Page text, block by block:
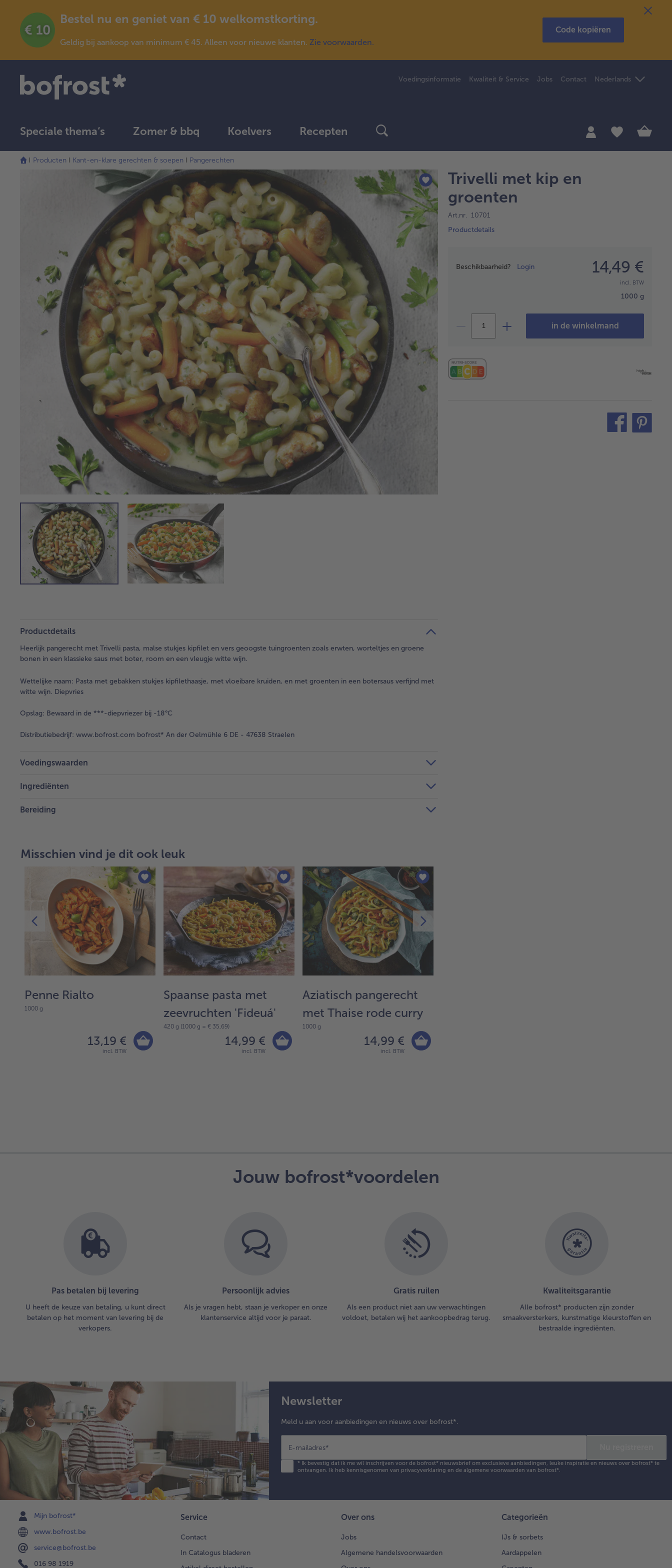
Bestel nu en geniet van € 10 welkomstkorting.
Geldig bij aankoop van minimum € 45. Alleen voor nieuwe klanten. Zie voorwaarden.
Code kopiëren
Voedingsinformatie Kwaliteit & Service Jobs Contact Nederlands
Speciale thema‘s Zomer & bbq Koelvers Recepten
Producten Kant-en-klare gerechten & soepen Pangerechten
Trivelli met kip en
groenten
Art.nr. 10701
Productdetails
Beschikbaarheid? Login 14,49 €
incl. BTW
1000 g
in de winkelmand
teilen
Productdetails
Heerlijk pangerecht met Trivelli pasta, malse stukjes kipfilet en vers geoogste tuingroenten zoals erwten, worteltjes en groene
bonen in een klassieke saus met boter, room en een vleugje witte wijn.
Wettelijke naam: Pasta met gebakken stukjes kipfilethaasje, met vloeibare kruiden, en met groenten in een botersaus verfijnd met
witte wijn. Diepvries
Opslag: Bewaard in de ***-diepvriezer bij -18°C
Distributiebedrijf: www.bofrost.com bofrost* An der Oelmühle 6 DE - 47638 Straelen
Voedingswaarden
Ingrediënten
Bereiding
Misschien vind je dit ook leuk
Penne Rialto
1000 g
13,19 €
incl. BTW
Spaanse pasta met
zeevruchten 'Fideuá'
420 g (1000 g = € 35,69)
14,99 €
incl. BTW
Aziatisch pangerecht
met Thaise rode curry
1000 g
14,99 €
incl. BTW
Jouw bofrost*voordelen
Pas betalen bij levering
U heeft de keuze van betaling, u kunt direct
betalen op het moment van levering bij de
verkopers.
Persoonlijk advies
Als je vragen hebt, staan je verkoper en onze
klantenservice altijd voor je paraat.
Gratis ruilen
Als een product niet aan uw verwachtingen
voldoet, betalen wij het aankoopbedrag terug.
Kwaliteitsgarantie
Alle bofrost* producten zijn zonder
smaakversterkers, kunstmatige kleurstoffen en
bestraalde ingrediënten.
Newsletter
Meld u aan voor aanbiedingen en nieuws over bofrost*.
E-mailadres*
*Ik bevestig dat ik me wil inschrijven voor de bofrost* nieuwsbrief om exclusieve aanbiedingen, leuke inspiratie en nieuws over bofrost* te
ontvangen. Ik heb kennisgenomen van privacyverklaring en de algemene voorwaarden van bofrost*.
Mijn bofrost*
www.bofrost.be
service@bofrost.be
016 98 1919
Service
Contact
In Catalogus bladeren
Over ons
Jobs
Algemene handelsvoorwaarden
Categorieën
IJs & sorbets
Aardappelen